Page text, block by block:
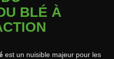
BLÉ À
est un nuisible majeur pour les